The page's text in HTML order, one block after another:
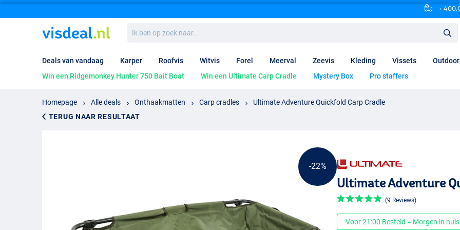
+
ben
op
naar...
Deals van vandaag Karper Roofvis Witvis Forel Meerval Zeevis Kleding Vissets Outdoor
Win een Ridgemonkey Hunter 750 Bait Boat
Win een Ultimate Carp Cradle Mystery Box Pro staffers
Homepage Alle deals Onthaakmatten Carp cradles
Ultimate Adventure Quickfold Carp Cradle
TERUG NAAR RESULTAAT
-22%
Ultimate Adventure
(9 Reviews)
Voor 21:00 Besteld = Morgen in